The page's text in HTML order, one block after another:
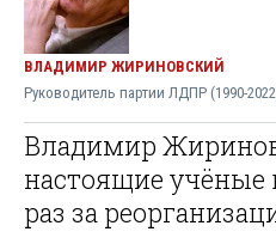
ВЛАДИМИР ЖИРИНОВСКИЙ
Руководитель партии ЛДПР (1990-
Владимир
настоящие учёные
раз за